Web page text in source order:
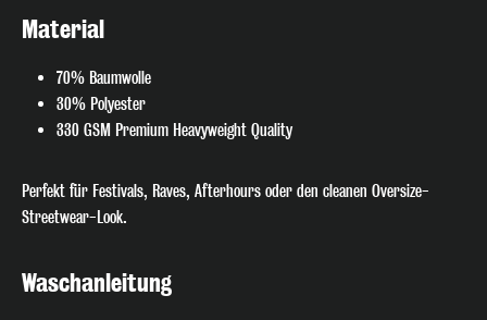
Material
70% Baumwolle
30% Polyester
330 GSM Premium Heavyweight Quality
Perfekt für Festivals, Raves, Afterhours oder den cleanen Oversize-
Streetwear-Look.
Waschanleitung
Ich habe die
genommen